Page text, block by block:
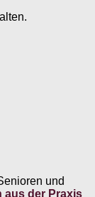
und
aus der Praxis